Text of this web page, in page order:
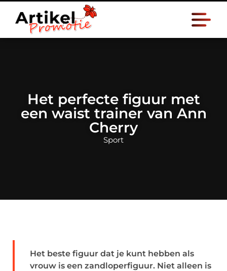
Het perfecte figuur met
een waist trainer van Ann
Cherry
Sport
Het beste figuur dat je kunt hebben als
vrouw is een zandloperfiguur. Niet alleen is